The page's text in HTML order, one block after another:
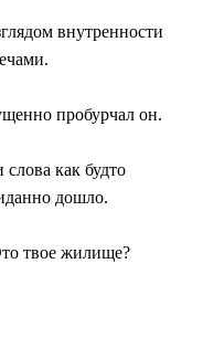
внутренности
пробурчал он.
как будто
дошло.
твое жилище?